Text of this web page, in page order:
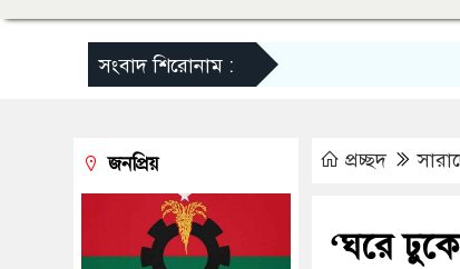
সংবাদ শিরোনাম :
প্রচ্ছদ
‘ঘরে
জনপ্রিয়